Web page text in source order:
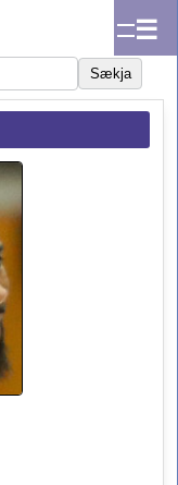
☰
Sækja